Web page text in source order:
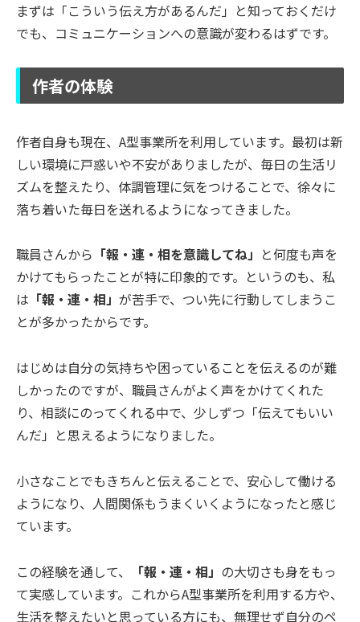
まずは「こういう伝え方があるんだ」と知っておくだけ
でも、コミュニケーションへの意識が変わるはずです。
作者の体験
作者自身も現在、A型事業所を利用しています。最初は新
しい環境に戸惑いや不安がありましたが、毎日の生活リ
ズムを整えたり、体調管理に気をつけることで、徐々に
落ち着いた毎日を送れるようになってきました。
職員さんから 「報・連・相を意識してね」 と何度も声を
かけてもらったことが特に印象的です。というのも、私
は 「報・連・相」 が苦手で、つい先に行動してしまうこ
とが多かったからです。
はじめは自分の気持ちや困っていることを伝えるのが難
しかったのですが、職員さんがよく声をかけてくれた
り、相談にのってくれる中で、少しずつ「伝えてもいい
んだ」と思えるようになりました。
小さなことでもきちんと伝えることで、安心して働ける
ようになり、人間関係もうまくいくようになったと感じ
ています。
この経験を通して、 「報・連・相」 の大切さも身をもっ
て実感しています。これからA型事業所を利用する方や、
生活を整えたいと思っている方にも、無理せず自分のペ